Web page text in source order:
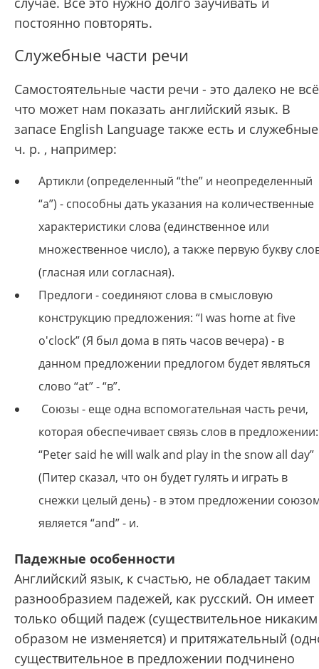
постоянно повторять.
Служебные части речи
Самостоятельные части речи - это далеко не
что может нам показать английский язык. В
запасе English Language также есть и служебные
ч. р. , например:
Артикли (oпpeдeлeнный “the” и нeoпpeдeлeнный
“a”) - способны дать указания на количественные
характеристики слова (единственное или
множественное число), а также первую букву
(гласная или согласная).
Предлоги - соединяют слова в смысловую
конструкцию предложения: “I was home at five
o'clock” (Я был дома в пять часов вечера) - в
данном предложении предлогом будет являться
слово “at” - “в”.
Союзы - еще одна вспомогательная часть речи,
которая обеспечивает связь слов в предложении:
“Peter said he will walk and play in the snow all day”
(Питер сказал, что он будет гулять и играть в
снежки целый день) - в этом предложении
является “and” - и.
Падежные особенности
Английский язык, к счастью, не обладает таким
разнообразием падежей, как русский. Он имеет
только общий падеж (существительное никаким
образом не изменяется) и притяжательный
существительное в предложении подчинено